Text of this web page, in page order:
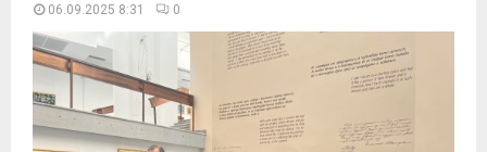
M
R
06.09.2025 8:31 0